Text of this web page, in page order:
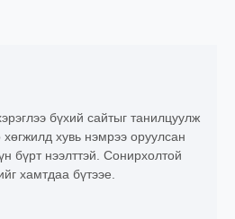
бүхий сайтыг танилцуулж
хувь нэмрээ оруулсан
бүрт нээлттэй. Сонирхолтой
хамтдаа бүтээе.